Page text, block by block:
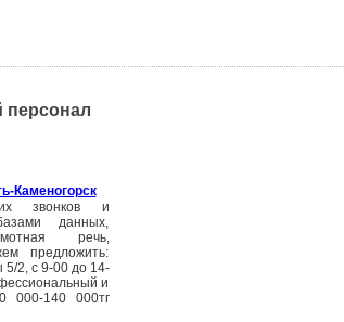
персонал
Каменогорск
звонков и
данных,
речь,
предложить:
2, с 9-00 до 14-
и
000-140 000тг